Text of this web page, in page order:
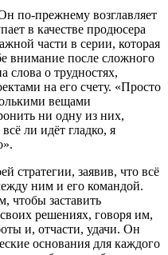
по-прежнему возглавляет
в качестве продюсера
части в серии, которая
внимание после сложного
слова о трудностях,
на его счету. «Просто
вещами
ни одну из них,
ли идёт гладко, я
стратегии, заявив, что всё
ним и его командой.
чтобы заставить
решениях, говоря им,
и, отчасти, удачи. Он
основания для каждого